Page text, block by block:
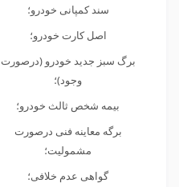
سند کمپانی خودرو؛
اصل کارت خودرو؛
برگ سبز جدید خودرو (درصورت
وجود)؛
بیمه شخص ثالث خودرو؛
برگه معاینه فنی درصورت
مشمولیت؛
گواهی عدم خلافی؛